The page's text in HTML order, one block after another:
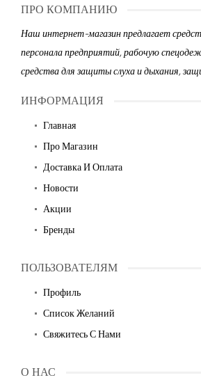
ПРО КОМПАНИЮ
Наш интернет-магазин предлагает
персонала предприятий, рабочую
средства для защиты слуха и дыхания,
ИНФОРМАЦИЯ
Главная
Про Магазин
Доставка И Оплата
Новости
Акции
Бренды
ПОЛЬЗОВАТЕЛЯМ
Профиль
Список Желаний
Свяжитесь С Нами
О НАС